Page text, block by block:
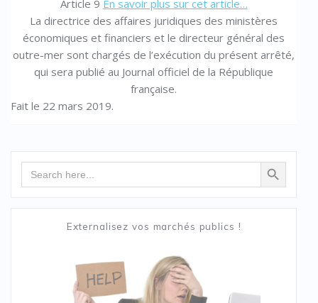
Article 9 En savoir plus sur cet article…
La directrice des affaires juridiques des ministères
économiques et financiers et le directeur général des
outre-mer sont chargés de l’exécution du présent arrêté,
qui sera publié au Journal officiel de la République
française.
Fait le 22 mars 2019.
Search Search Button
Externalisez vos marchés publics !